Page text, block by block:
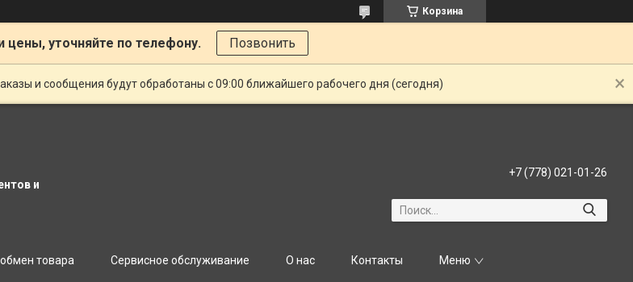
Корзина
цены, уточняйте по телефону. Позвонить
и сообщения будут обработаны с 09:00 ближайшего рабочего дня (сегодня)
и
+7 (778) 021-01-26
товара Сервисное обслуживание О нас Контакты Меню